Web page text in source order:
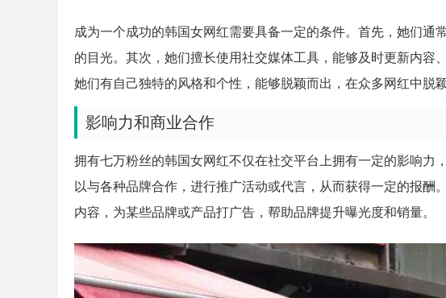
成为一个成功的韩国女网红需要具备一定的条件。首先，她们通
的目光。其次，她们擅长使用社交媒体工具，能够及时更新内容
她们有自己独特的风格和个性，能够脱颖而出，在众多网红中脱颖
影响力和商业合作
拥有七万粉丝的韩国女网红不仅在社交平台上拥有一定的影响力
以与各种品牌合作，进行推广活动或代言，从而获得一定的报酬
内容，为某些品牌或产品打广告，帮助品牌提升曝光度和销量。